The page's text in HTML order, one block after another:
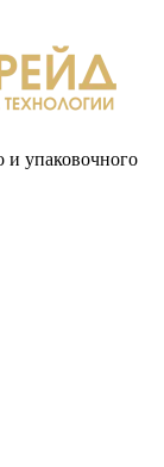
и упаковочного